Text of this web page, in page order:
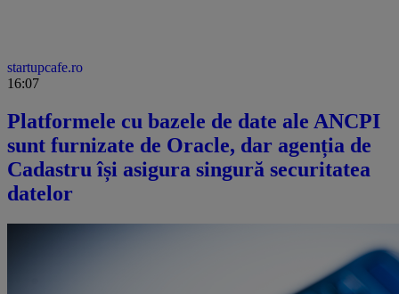
startupcafe.ro
16:07
Platformele cu bazele de date ale ANCPI
sunt furnizate de Oracle, dar agenția de
Cadastru își asigura singură securitatea
datelor